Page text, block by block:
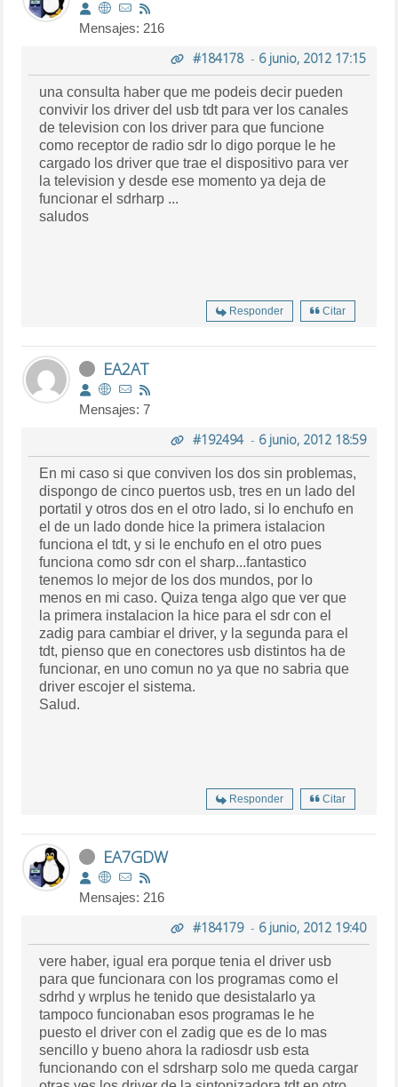
Mensajes: 216
#184178- 6 junio, 2012 17:15
una consulta haber que me podeis decir pueden
convivir los driver del usb tdt para ver los canales
de television con los driver para que funcione
como receptor de radio sdr lo digo porque le he
cargado los driver que trae el dispositivo para ver
la television y desde ese momento ya deja de
funcionar el sdrharp ...
saludos
Responder Citar
EA2AT
Mensajes: 7
#192494- 6 junio, 2012 18:59
En mi caso si que conviven los dos sin problemas,
dispongo de cinco puertos usb, tres en un lado del
portatil y otros dos en el otro lado, si lo enchufo en
el de un lado donde hice la primera istalacion
funciona el tdt, y si le enchufo en el otro pues
funciona como sdr con el sharp...fantastico
tenemos lo mejor de los dos mundos, por lo
menos en mi caso. Quiza tenga algo que ver que
la primera instalacion la hice para el sdr con el
zadig para cambiar el driver, y la segunda para el
tdt, pienso que en conectores usb distintos ha de
funcionar, en uno comun no ya que no sabria que
driver escojer el sistema.
Salud.
Responder Citar
EA7GDW
Mensajes: 216
#184179- 6 junio, 2012 19:40
vere haber, igual era porque tenia el driver usb
para que funcionara con los programas como el
sdrhd y wrplus he tenido que desistalarlo ya
tampoco funcionaban esos programas le he
puesto el driver con el zadig que es de lo mas
sencillo y bueno ahora la radiosdr usb esta
funcionando con el sdrsharp solo me queda cargar